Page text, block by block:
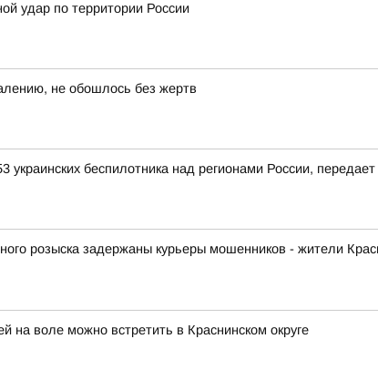
удар по территории России
не обошлось без жертв
украинских беспилотника над регионами России,
розыска задержаны курьеры мошенников - жители
на воле можно встретить в Краснинском округе